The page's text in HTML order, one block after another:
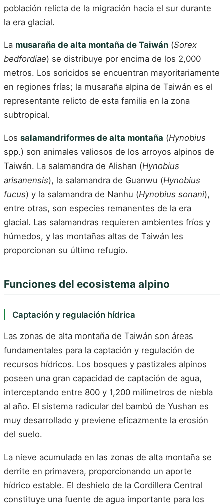
población relicta de la migración hacia el sur durante
la era glacial.
La musaraña de alta montaña de Taiwán (Sorex
bedfordiae) se distribuye por encima de los 2,000
metros. Los soricidos se encuentran mayoritariamente
en regiones frías; la musaraña alpina de Taiwán es el
representante relicto de esta familia en la zona
subtropical.
Los salamandriformes de alta montaña (Hynobius
spp.) son animales valiosos de los arroyos alpinos de
Taiwán. La salamandra de Alishan (Hynobius
arisanensis), la salamandra de Guanwu (Hynobius
fucus) y la salamandra de Nanhu (Hynobius sonani),
entre otras, son especies remanentes de la era
glacial. Las salamandras requieren ambientes fríos y
húmedos, y las montañas altas de Taiwán les
proporcionan su último refugio.
Funciones del ecosistema alpino
Captación y regulación hídrica
Las zonas de alta montaña de Taiwán son áreas
fundamentales para la captación y regulación de
recursos hídricos. Los bosques y pastizales alpinos
poseen una gran capacidad de captación de agua,
interceptando entre 800 y 1,200 milímetros de niebla
al año. El sistema radicular del bambú de Yushan es
muy desarrollado y previene eficazmente la erosión
del suelo.
La nieve acumulada en las zonas de alta montaña se
derrite en primavera, proporcionando un aporte
hídrico estable. El deshielo de la Cordillera Central
constituye una fuente de agua importante para los